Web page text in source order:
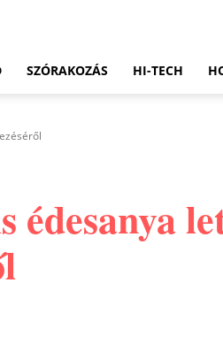
SZÓRAKOZÁS HI-TECH
édesanya